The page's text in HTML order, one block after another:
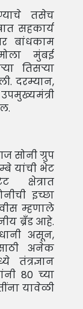
तसेच
सहकार्य
बांधकाम
मुंबई
तिसर्‍या
दरम्यान,
सोनी ग्रुप
यांची भेट
क्षेत्रात
इच्छा
म्हणाले
ब्रँड आहे.
असून,
अनेक
तंत्रज्ञान
80 च्या
यावेळी